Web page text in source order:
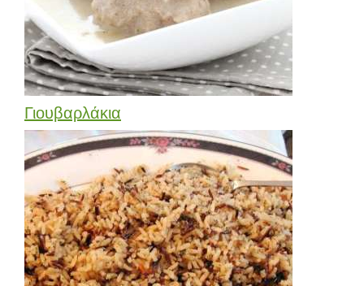
Γιουβαρλάκια